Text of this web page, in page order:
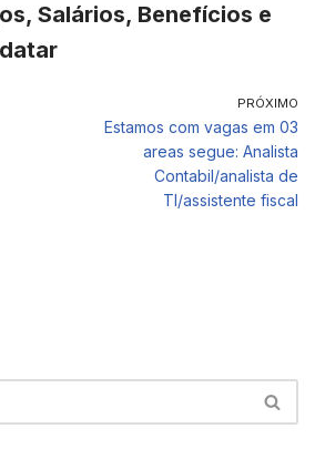
Salários, Benefícios e
PRÓXIMO
Estamos com vagas em 03
areas segue: Analista
Contabil/analista de
TI/assistente fiscal